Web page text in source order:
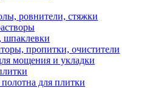
ровнители, стяжки
шпаклевки
пропитки, очистители
мощения и укладки
для плитки